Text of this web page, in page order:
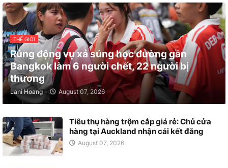
THẾ GIỚI
Rúng động vụ xả súng học đường gần
Bangkok làm 6 người chết, 22 người bị
thương
Lani Hoang - August 07, 2026
Tiêu thụ hàng trộm cắp giá rẻ: Chủ cửa
hàng tại Auckland nhận cái kết đắng
August 07, 2026